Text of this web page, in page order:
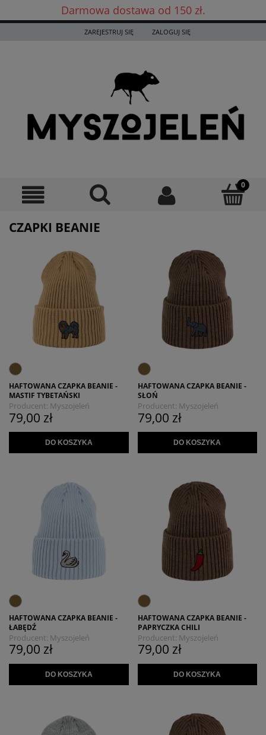
Darmowa dostawa od 150 zł.
Darmowa dostawa już od 150 zł! ✨
ZAREJESTRUJ SIĘ ZALOGUJ SIĘ
CZAPKI BEANIE
HAFTOWANA CZAPKA BEANIE -
MASTIF TYBETAŃSKI
Producent: Myszojeleń
79,00 zł
DO KOSZYKA
HAFTOWANA CZAPKA BEANIE -
SŁOŃ
Producent: Myszojeleń
79,00 zł
DO KOSZYKA
HAFTOWANA CZAPKA BEANIE -
ŁABĘDŹ
Producent: Myszojeleń
79,00 zł
DO KOSZYKA
HAFTOWANA CZAPKA BEANIE -
PAPRYCZKA CHILI
Producent: Myszojeleń
79,00 zł
DO KOSZYKA